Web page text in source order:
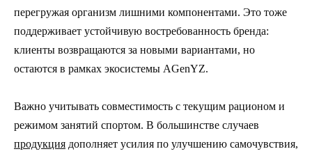
перегружая организм лишними компонентами. Это тоже
поддерживает устойчивую востребованность бренда:
клиенты возвращаются за новыми вариантами, но
остаются в рамках экосистемы AGenYZ.
Важно учитывать совместимость с текущим рационом и
режимом занятий спортом. В большинстве случаев
продукция дополняет усилия по улучшению самочувствия,